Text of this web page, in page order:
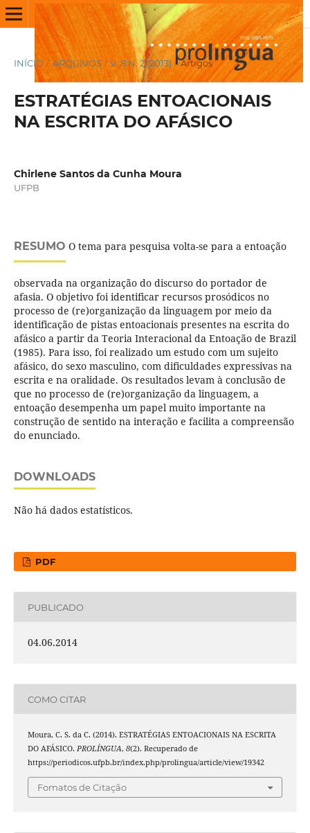
INÍCIO / ARQUIVOS / V. 8 N. 2 (2013) / Artigos
ESTRATÉGIAS ENTOACIONAIS
NA ESCRITA DO AFÁSICO
Chirlene Santos da Cunha Moura
UFPB
RESUMO O tema para pesquisa volta-se para a entoação
observada na organização do discurso do portador de
afasia. O objetivo foi identificar recursos prosódicos no
processo de (re)organização da linguagem por meio da
identificação de pistas entoacionais presentes na escrita do
afásico a partir da Teoria Interacional da Entoação de Brazil
(1985). Para isso, foi realizado um estudo com um sujeito
afásico, do sexo masculino, com dificuldades expressivas na
escrita e na oralidade. Os resultados levam à conclusão de
que no processo de (re)organização da linguagem, a
entoação desempenha um papel muito importante na
construção de sentido na interação e facilita a compreensão
do enunciado.
DOWNLOADS
Não há dados estatísticos.
PDF
PUBLICADO
04.06.2014
COMO CITAR
Moura, C. S. da C. (2014). ESTRATÉGIAS ENTOACIONAIS NA ESCRITA
DO AFÁSICO. PROLÍNGUA, 8(2). Recuperado de
https://periodicos.ufpb.br/index.php/prolingua/article/view/19342
Fomatos de Citação